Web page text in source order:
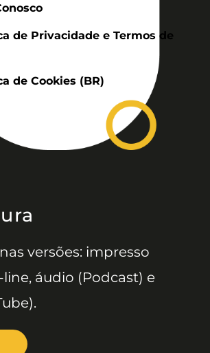
de Privacidade e Termos de
de Cookies (BR)
versões: impresso
áudio (Podcast) e